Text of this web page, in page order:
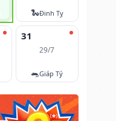
🐍Đinh Tỵ
31
29/7
🐀Giáp Tý